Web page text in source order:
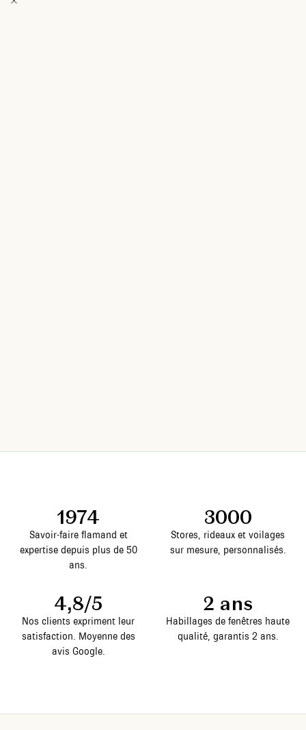
1974
Savoir-faire flamand et
expertise depuis plus de 50
ans.
3000
Stores, rideaux et voilages
sur mesure, personnalisés.
4,8/5
Nos clients expriment leur
satisfaction. Moyenne des
avis Google.
2 ans
Habillages de fenêtres haute
qualité, garantis 2 ans.